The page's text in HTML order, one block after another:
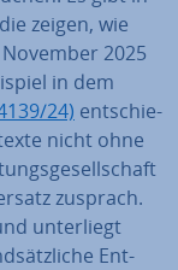
zeigen, wie
2025
in dem
24) ent­schie­
nicht ohne
zusprach.
un­ter­liegt
Ent­